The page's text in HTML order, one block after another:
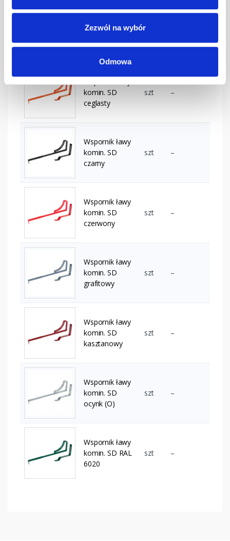
Zezwól na wybór
Odmowa
komin. SD
ciemnobrązowy
szt
komin. SD
ceglasty
szt –
Wspornik ławy
komin. SD
czarny
szt –
Wspornik ławy
komin. SD
czerwony
szt –
Wspornik ławy
komin. SD
grafitowy
szt –
Wspornik ławy
komin. SD
kasztanowy
szt –
Wspornik ławy
komin. SD
ocynk (O)
szt –
Wspornik ławy
komin. SD RAL
6020
szt –